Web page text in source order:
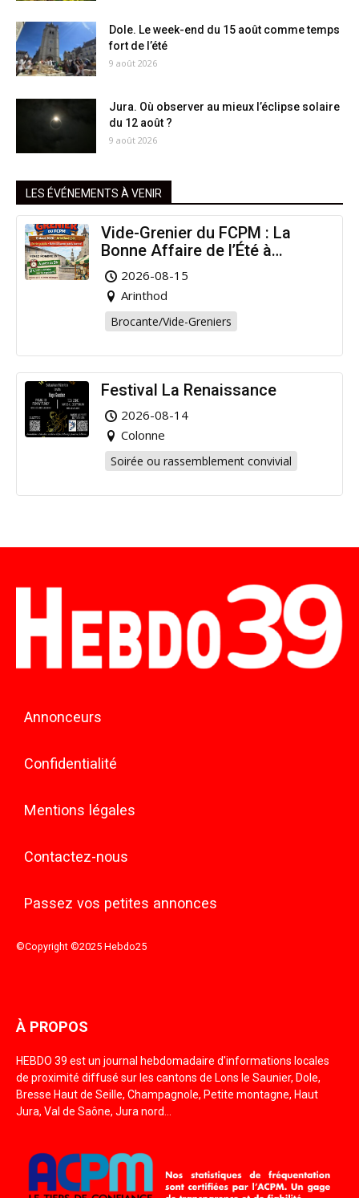
Dole. Le week-end du 15 août comme temps
fort de l’été
9 août 2026
Jura. Où observer au mieux l’éclipse solaire
du 12 août ?
9 août 2026
LES ÉVÉNEMENTS À VENIR
Vide-Grenier du FCPM : La
Bonne Affaire de l’Été à
Arinthod !
2026-08-15
Arinthod
Brocante/Vide-Greniers
Festival La Renaissance
2026-08-14
Colonne
Soirée ou rassemblement convivial